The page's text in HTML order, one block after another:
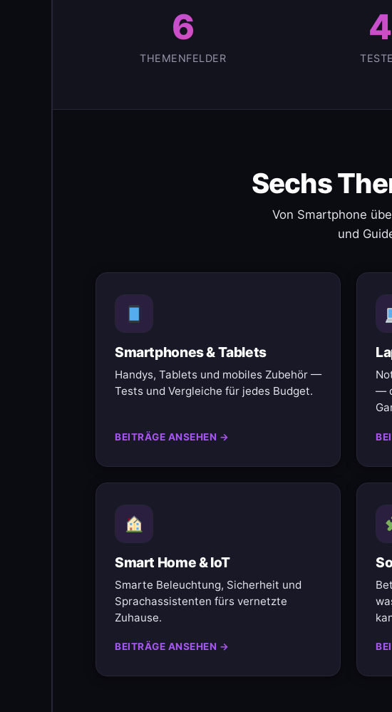
6
THEMENFELDER
4
Sechs
Von Smartphone
und
Smartphones & Tablets
Handys, Tablets und mobiles Zubehör —
Tests und Vergleiche für jedes Budget.
BEITRÄGE ANSEHEN →
—
Smart Home & IoT
Smarte Beleuchtung, Sicherheit und
Sprachassistenten fürs vernetzte
Zuhause.
BEITRÄGE ANSEHEN →